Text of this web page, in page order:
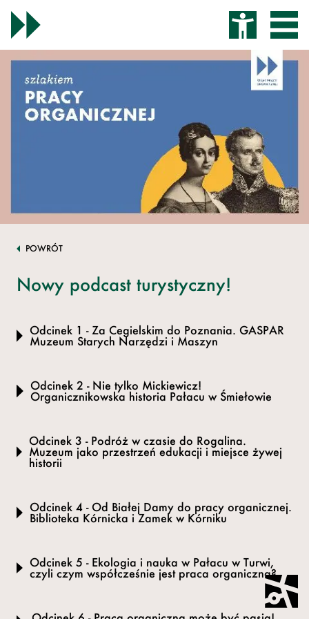
POWRÓT
Nowy podcast turystyczny!
Odcinek 1 - Za Cegielskim do Poznania. GASPAR
Muzeum Starych Narzędzi i Maszyn
Odcinek 2 - Nie tylko Mickiewicz!
Organicznikowska historia Pałacu w Śmiełowie
Odcinek 3 - Podróż w czasie do Rogalina.
Muzeum jako przestrzeń edukacji i miejsce żywej
historii
Odcinek 4 - Od Białej Damy do pracy organicznej.
Biblioteka Kórnicka i Zamek w Kórniku
Odcinek 5 - Ekologia i nauka w Pałacu w Turwi,
czyli czym współcześnie jest praca organiczna?